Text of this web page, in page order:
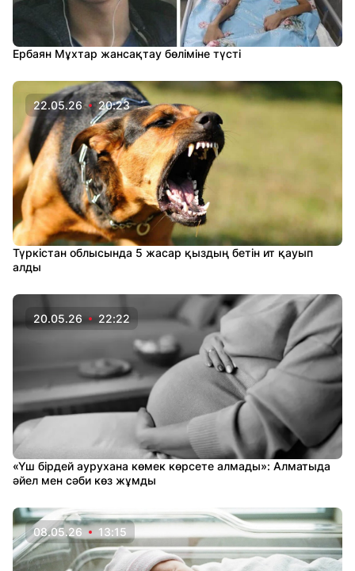
Ербаян Мұхтар жансақтау бөліміне түсті
22.05.26 20:23
Түркістан облысында 5 жасар қыздың бетін ит қауып
алды
20.05.26 22:22
«Үш бірдей аурухана көмек көрсете алмады»: Алматыда
әйел мен сәби көз жұмды
08.05.26 13:15